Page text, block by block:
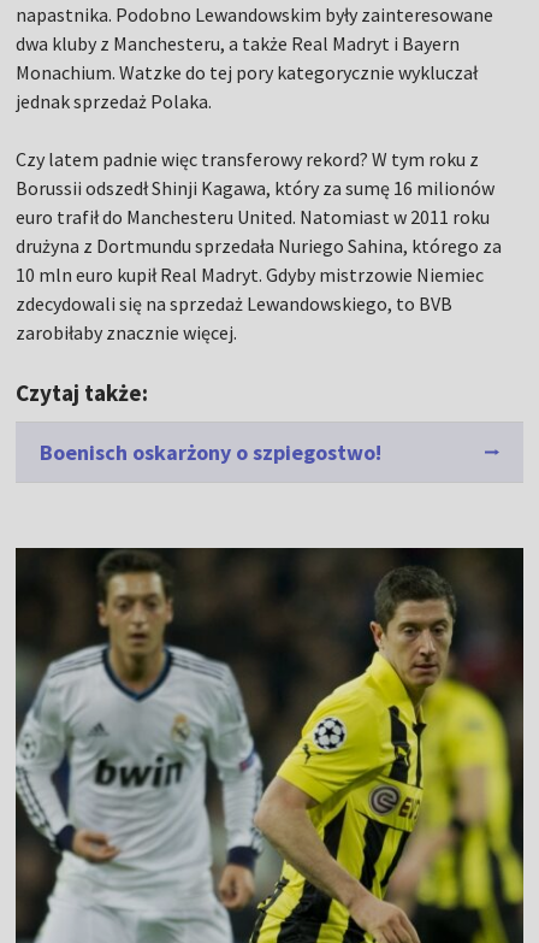
napastnika. Podobno Lewandowskim były zainteresowane
dwa kluby z Manchesteru, a także Real Madryt i Bayern
Monachium. Watzke do tej pory kategorycznie wykluczał
jednak sprzedaż Polaka.
Czy latem padnie więc transferowy rekord? W tym roku z
Borussii odszedł Shinji Kagawa, który za sumę 16 milionów
euro trafił do Manchesteru United. Natomiast w 2011 roku
drużyna z Dortmundu sprzedała Nuriego Sahina, którego za
10 mln euro kupił Real Madryt. Gdyby mistrzowie Niemiec
zdecydowali się na sprzedaż Lewandowskiego, to BVB
zarobiłaby znacznie więcej.
Czytaj także:
Boenisch oskarżony o szpiegostwo!